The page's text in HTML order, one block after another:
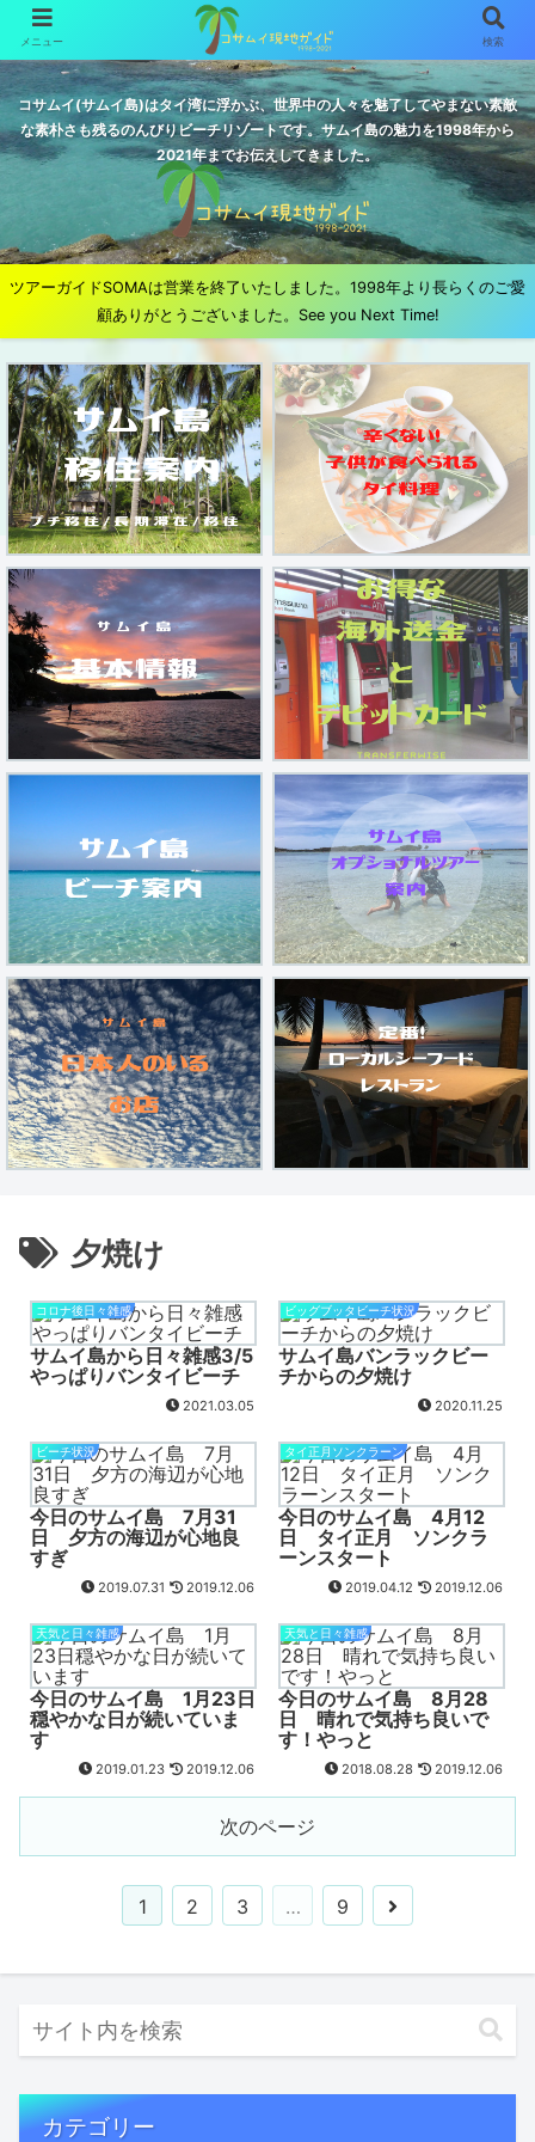
コサムイ(サムイ島)はタイ湾に浮かぶ、世界中の人々を魅了してやまない素敵
な素朴さも残るのんびりビーチリゾートです。サムイ島の魅力を1998年から
2021年までお伝えしてきました。
ツアーガイドSOMAは営業を終了いたしました。1998年より長らくのご愛
顧ありがとうございました。See you Next Time!
夕焼け
コロナ後日々雑感
サムイ島から日々雑感3/5
やっぱりバンタイビーチ
2021.03.05
ビッグブッタビーチ状況
サムイ島バンラックビー
チからの夕焼け
2020.11.25
ビーチ状況
今日のサムイ島 7月31
日 夕方の海辺が心地良
すぎ
2019.07.31 2019.12.06
タイ正月ソンクラーン
今日のサムイ島 4月12
日 タイ正月 ソンクラ
ーンスタート
2019.04.12 2019.12.06
天気と日々雑感
今日のサムイ島 1月23日
穏やかな日が続いていま
す
2019.01.23 2019.12.06
天気と日々雑感
今日のサムイ島 8月28
日 晴れで気持ち良いで
す！やっと
2018.08.28 2019.12.06
次のページ
1 2 3 … 9
カテゴリー
メニュー 検索